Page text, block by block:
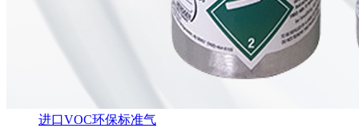
进口VOC环保标准气